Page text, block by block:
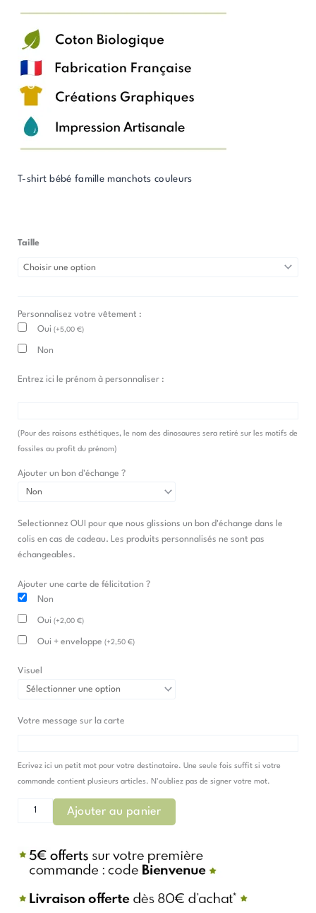
T-shirt bébé famille manchots couleurs
Taille
Personnalisez votre vêtement :
Oui (+5,00 €)
Non
Entrez ici le prénom à personnaliser :
(Pour des raisons esthétiques, le nom des dinosaures sera retiré sur les motifs de
fossiles au profit du prénom)
Ajouter un bon d'échange ?
Selectionnez OUI pour que nous glissions un bon d'échange dans le
colis en cas de cadeau. Les produits personnalisés ne sont pas
échangeables.
Ajouter une carte de félicitation ?
Non
Oui (+2,00 €)
Oui + enveloppe (+2,50 €)
Visuel
Votre message sur la carte
Ecrivez ici un petit mot pour votre destinataire. Une seule fois suffit si votre
commande contient plusieurs articles. N'oubliez pas de signer votre mot.
de
Bébé
Famille
Manchots
Ajouter au panier